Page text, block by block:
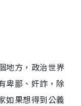
地方，政治世界
卑鄙、奸詐，除
如果想得到公義